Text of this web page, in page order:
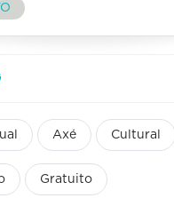
Axé Cultural
Gratuito